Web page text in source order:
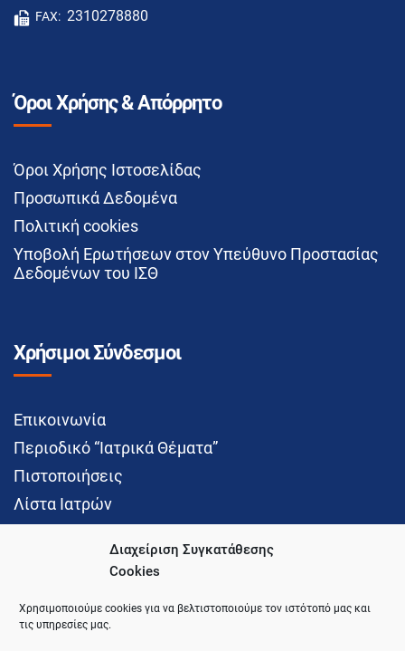
Διαχείριση Συγκατάθεσης
Cookies
Χρησιμοποιούμε cookies για να βελτιστοποιούμε τον ιστότοπό μας και
τις υπηρεσίες μας.
FAX: 2310278880
Όροι Χρήσης & Απόρρητο
Όροι Χρήσης Ιστοσελίδας
Προσωπικά Δεδομένα
Πολιτική cookies
Υποβολή Ερωτήσεων στον Υπεύθυνο Προστασίας
Δεδομένων του ΙΣΘ
Χρήσιμοι Σύνδεσμοι
Επικοινωνία
Περιοδικό “Ιατρικά Θέματα”
Πιστοποιήσεις
Λίστα Ιατρών
Social Media